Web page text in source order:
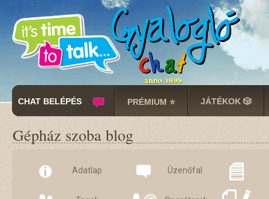
CHAT BELÉPÉS PRÉMIUM ⭐ JÁTÉKOK 🎲
Gépház szoba blog
Adatlap Üzenőfal